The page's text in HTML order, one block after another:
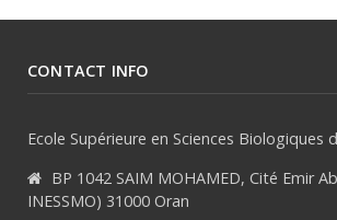
CONTACT INFO
Ecole Supérieure en Sciences Biologiques
BP 1042 SAIM MOHAMED, Cité Emir
INESSMO) 31000 Oran